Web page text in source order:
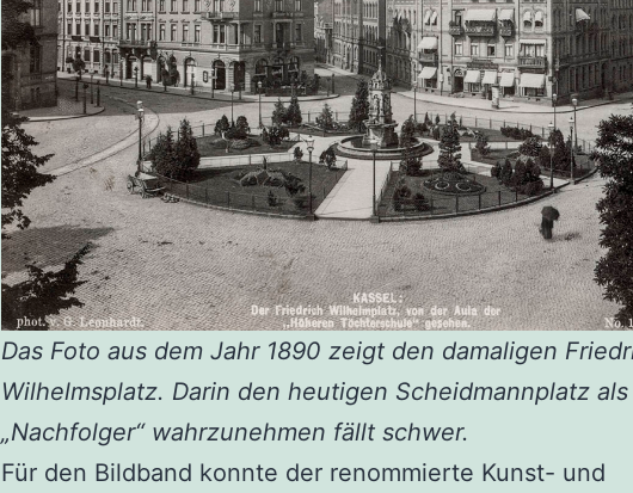
Das Foto aus dem Jahr 1890 zeigt den damaligen
Wilhelmsplatz. Darin den heutigen Scheidmannplatz als
„Nachfolger“ wahrzunehmen fällt schwer.
Für den Bildband konnte der renommierte Kunst- und